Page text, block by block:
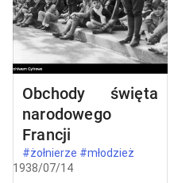
Obchody święta
narodowego
Francji
#żołnierze #młodzież
1938/07/14